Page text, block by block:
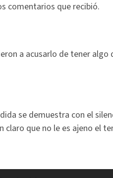
comentarios que recibió.
a acusarlo de tener algo
se demuestra con el
claro que no le es ajeno el